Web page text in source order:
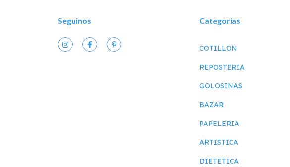
Seguinos Categorías
COTILLON
REPOSTERIA
GOLOSINAS
BAZAR
PAPELERIA
ARTISTICA
DIETETICA